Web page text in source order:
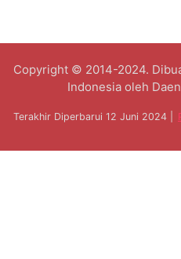
Copyright © 2014-2024.
Indonesia oleh
Terakhir Diperbarui 12 Juni 2024 |